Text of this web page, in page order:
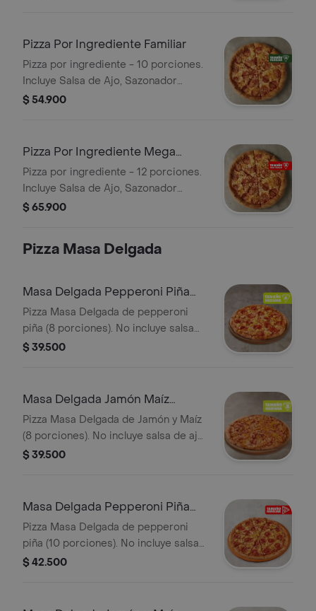
Pizza Por Ingrediente Familiar
Pizza por ingrediente - 10 porciones.
Incluye Salsa de Ajo, Sazonador
Pimienta Roja y Pepperoncini.
$ 54.900
Pizza Por Ingrediente Mega
Familiar
Pizza por ingrediente - 12 porciones.
Incluye Salsa de Ajo, Sazonador
Pimienta Roja y Pepperoncini.
$ 65.900
Pizza Masa Delgada
Masa Delgada Pepperoni Piña
Mediana
Pizza Masa Delgada de pepperoni
piña (8 porciones). No incluye salsa
de ajo, llevala por $2.900 adicionales.
$ 39.500
Masa Delgada Jamón Maíz
Mediana
Pizza Masa Delgada de Jamón y Maíz
(8 porciones). No incluye salsa de ajo,
llevala por $2.900 adicionales.
$ 39.500
Masa Delgada Pepperoni Piña
Familiar
Pizza Masa Delgada de pepperoni
piña (10 porciones). No incluye salsa
de ajo, llevala por $2.900 adicionales.
$ 42.500